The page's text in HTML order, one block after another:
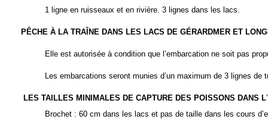
1 ligne en ruisseaux et en rivière. 3 lignes dans les lacs.
PÊCHE À LA TRAÎNE DANS LES LACS DE GÉRARDMER ET L
Elle est autorisée à condition que l’embarcation ne soit pas
Les embarcations seront munies d’un maximum de 3 lignes
LES TAILLES MINIMALES DE CAPTURE DES POISSONS DANS L’
Brochet : 60 cm dans les lacs et pas de taille dans les cours